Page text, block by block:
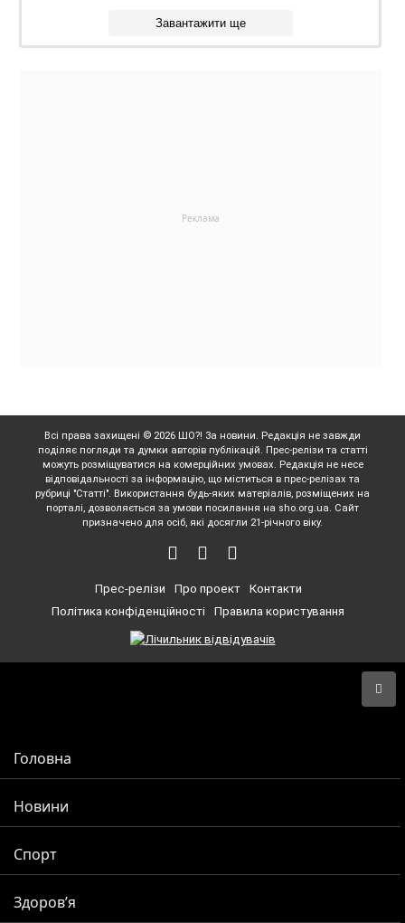
Завантажити ще
Всі права захищені © 2026 ШО?! За новини. Редакція не завжди
поділяє погляди та думки авторів публікацій. Прес-релізи та статті
можуть розміщуватися на комерційних умовах. Редакція не несе
відповідальності за інформацію, що міститься в прес-релізах та
рубриці "Статті". Використання будь-яких матеріалів, розміщених на
порталі, дозволяється за умови посилання на sho.org.ua. Сайт
призначено для осіб, які досягли 21-річного віку.
Прес-релізи Про проект
Контакти
Політика конфіденційності
Правила користування
Головна
Новини
Спорт
Здоров’я